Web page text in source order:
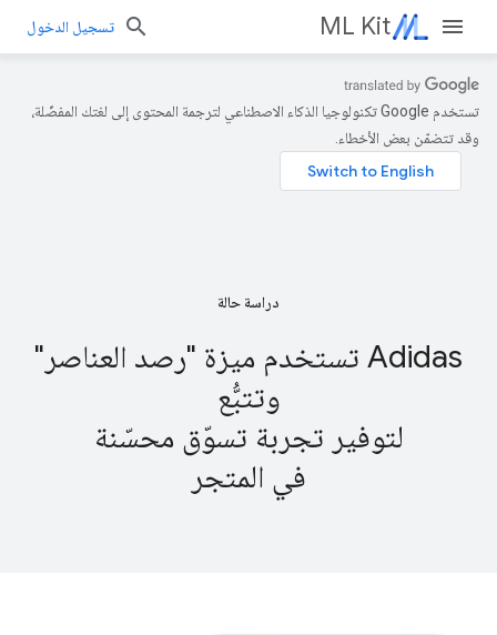
ML Kit تسجيل الدخول
تستخدم Google تكنولوجيا الذكاء الاصطناعي لترجمة المحتوى إلى لغتك المفضّلة،
وقد تتضمّن بعض الأخطاء.
دراسة حالة
Adidas تستخدم ميزة "رصد العناصر"
وتتبُّع
لتوفير تجربة تسوّق محسّنة
في المتجر